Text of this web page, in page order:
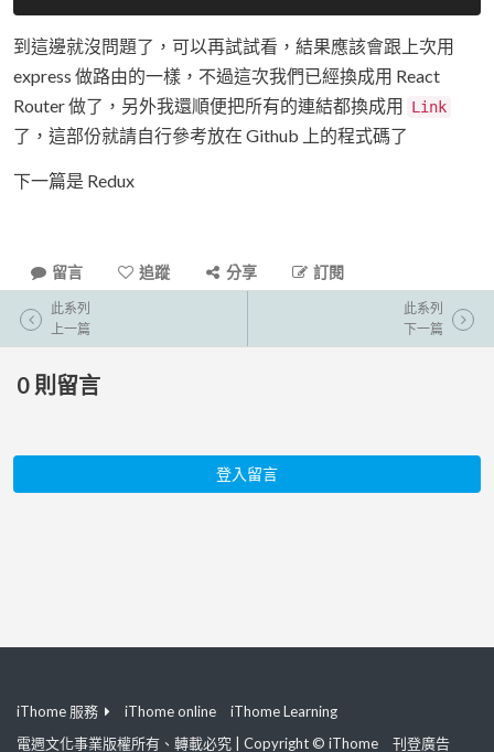
到這邊就沒問題了，可以再試試看，結果應該會跟上次用
express 做路由的一樣，不過這次我們已經換成用 React
Router 做了，另外我還順便把所有的連結都換成用
Link
了，這部份就請自行參考放在 Github 上的程式碼了
下一篇是 Redux
留言 追蹤 分享 訂閱
此系列
上一篇
此系列
下一篇
0 則留言
登入留言
iThome 服務 iThome online
iThome Learning
電週文化事業版權所有、轉載必究 | Copyright © iThome
刊登廣告